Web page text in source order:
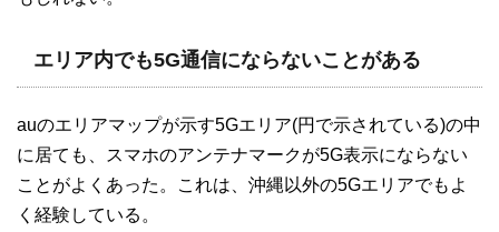
エリア内でも5G通信にならないことがある
auのエリアマップが示す5Gエリア(円で示されている)の中
に居ても、スマホのアンテナマークが5G表示にならない
ことがよくあった。これは、沖縄以外の5Gエリアでもよ
く経験している。